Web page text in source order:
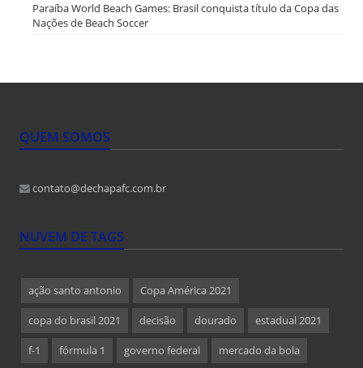
Paraíba World Beach Games: Brasil conquista título da Copa das
Nações de Beach Soccer
QUEM SOMOS
contato@dechapafc.com.br
NUVEM DE TAGS
ação santo antonio Copa América 2021
copa do brasil 2021 decisão dourado estadual 2021
f-1 fórmula 1 governo federal mercado da bola